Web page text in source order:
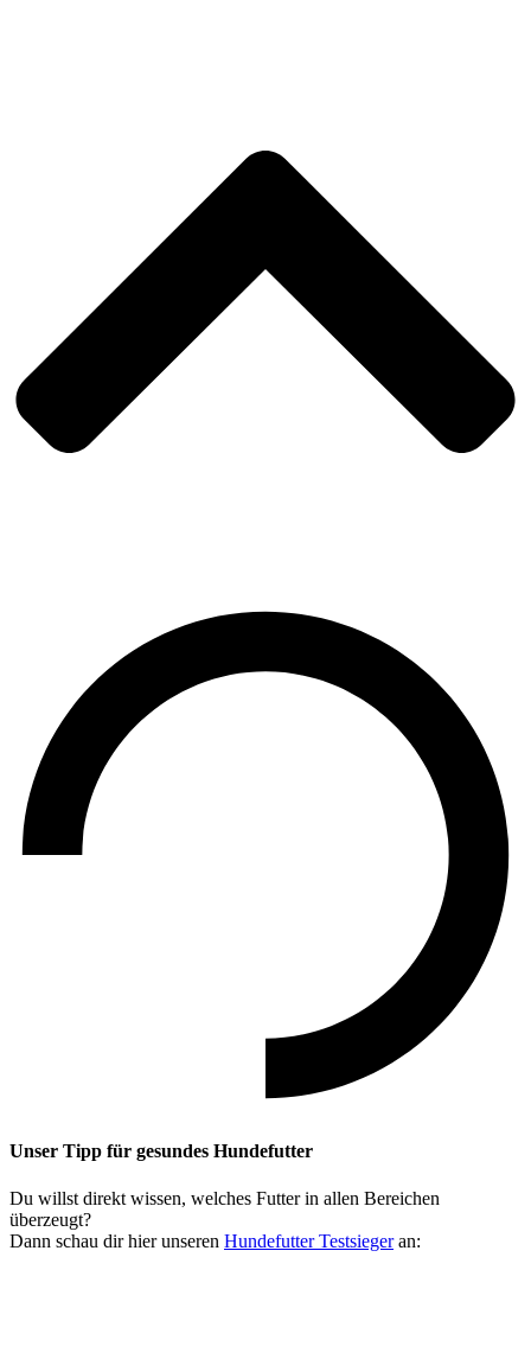
Unser Tipp für gesundes Hundefutter
Du willst direkt wissen, welches Futter in allen Bereichen
überzeugt?
Dann schau dir hier unseren Hundefutter Testsiegeran: